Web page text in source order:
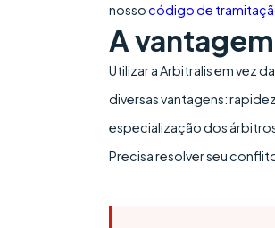
nossocódigo de
A
Utilizar a Arbitralis em vez
diversas vantagens:
especialização dos
Precisa resolver seu